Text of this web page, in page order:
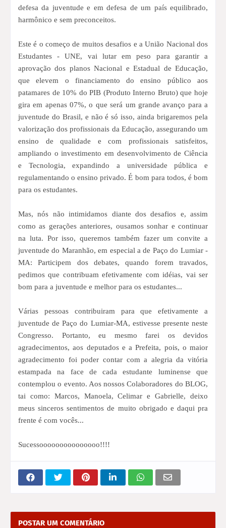
defesa da juventude e em defesa de um país equilibrado,
harmônico e sem preconceitos.
Este é o começo de muitos desafios e a União Nacional dos
Estudantes - UNE, vai lutar em peso para garantir a
aprovação dos planos Nacional e Estadual de Educação,
que elevem o financiamento do ensino público aos
patamares de 10% do PIB (Produto Interno Bruto) que hoje
gira em apenas 07%, o que será um grande avanço para a
juventude do Brasil, e não é só isso, ainda brigaremos pela
valorização dos profissionais da Educação, assegurando um
ensino de qualidade e com profissionais satisfeitos,
ampliando o investimento em desenvolvimento de Ciência
e Tecnologia, expandindo a universidade pública e
regulamentando o ensino privado. É bom para todos, é bom
para os estudantes.
Mas, nós não intimidamos diante dos desafios e, assim
como as gerações anteriores, ousamos sonhar e continuar
na luta. Por isso, queremos também fazer um convite a
juventude do Maranhão, em especial a de Paço do Lumiar -
MA: Participem dos debates, quando forem travados,
pedimos que contribuam efetivamente com idéias, vai ser
bom para a juventude e melhor para os estudantes...
Várias pessoas contribuiram para que efetivamente a
juventude de Paço do Lumiar-MA, estivesse presente neste
Congresso. Portanto, eu mesmo farei os devidos
agradecimentos, aos deputados e a Prefeita, pois, o maior
agradecimento foi poder contar com a alegria da vitória
estampada na face de cada estudante luminense que
contemplou o evento. Aos nossos Colaboradores do BLOG,
tai como: Marcos, Manoela, Celimar e Gabrielle, deixo
meus sinceros sentimentos de muito obrigado e daqui pra
frente é com vocês...
Sucessooooooooooooooo!!!!
POSTAR UM COMENTÁRIO